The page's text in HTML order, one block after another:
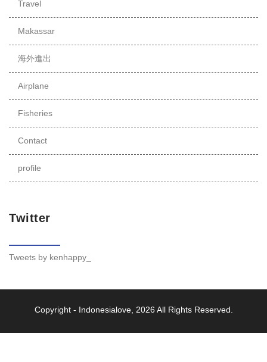
Travel
Makassar
海外進出
Airplane
Fisheries
Contact
profile
Twitter
Tweets by kenhappy_
Copyright - Indonesialove, 2026 All Rights Reserved.